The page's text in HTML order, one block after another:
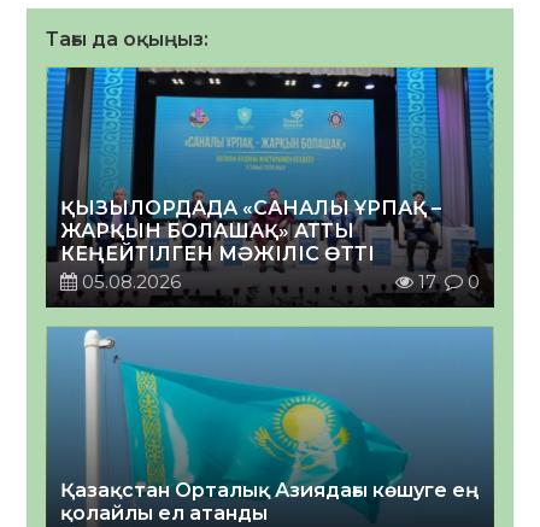
Тағы да оқыңыз:
ҚЫЗЫЛОРДАДА «САНАЛЫ ҰРПАҚ –
ЖАРҚЫН БОЛАШАҚ» АТТЫ
КЕҢЕЙТІЛГЕН МӘЖІЛІС ӨТТІ
05.08.2026
17 0
Қазақстан Орталық Азиядағы көшуге ең
қолайлы ел атанды